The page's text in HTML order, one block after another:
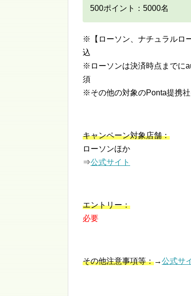
500ポイント：5000名
※【ローソン、ナチュラルロ
込
※ローソンは決済時点までに
須
※その他の対象のPonta提携
キャンペーン対象店舗：
ローソンほか
⇒公式サイト
エントリー：
必要
その他注意事項等：→公式サ